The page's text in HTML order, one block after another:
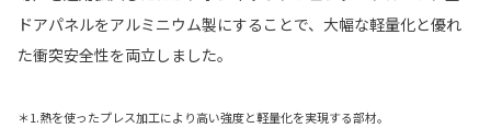
ドアパネルをアルミニウム製にすることで、大幅な軽量化と優れ
た衝突安全性を両立しました。
＊1.熱を使ったプレス加工により高い強度と軽量化を実現する部材。